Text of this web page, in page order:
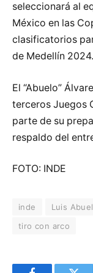
seleccionará al
México en las
clasificatorios
de Medellín 2024.
El “Abuelo”
terceros Juegos
parte de su
respaldo del
FOTO: INDE
inde Luis
tiro con arco